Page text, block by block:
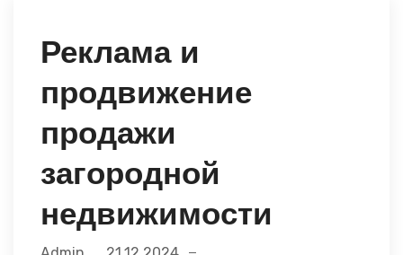
Реклама и
продвижение
продажи
загородной
недвижимости